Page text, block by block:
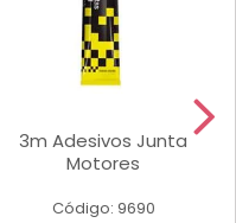
3m Adesivos Junta
Motores
Código: 9690